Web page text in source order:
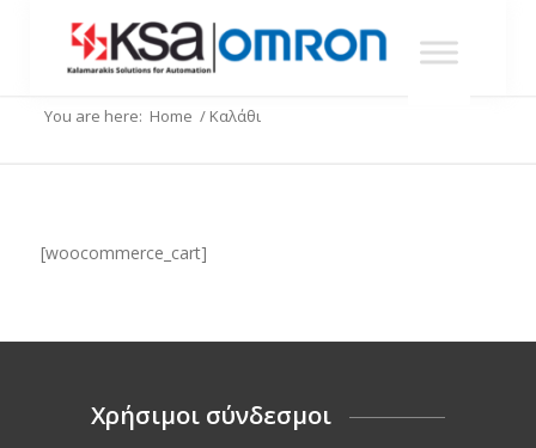
You are here: Home / Καλάθι
[woocommerce_cart]
Χρήσιμοι σύνδεσμοι